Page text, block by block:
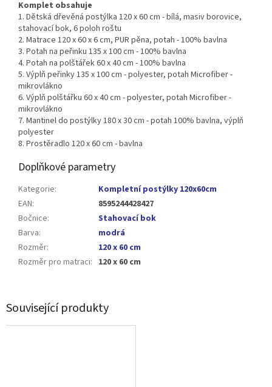
Související produkty
Komplet obsahuje
1. Dětská dřevěná postýlka 120 x 60 cm - bílá, masiv borovice,
stahovací bok, 6 poloh roštu
2. Matrace 120 x 60 x 6 cm, PUR pěna, potah - 100% bavlna
3. Potah na peřinku 135 x 100 cm - 100% bavlna
4. Potah na polštářek 60 x 40 cm - 100% bavlna
5. Výplň peřinky 135 x 100 cm - polyester, potah Microfiber -
mikrovlákno
6. Výplň polštářku 60 x 40 cm - polyester, potah Microfiber -
mikrovlákno
7. Mantinel do postýlky 180 x 30 cm - potah 100% bavlna, výplň
polyester
8. Prostěradlo 120 x 60 cm - bavlna
Doplňkové parametry
Kategorie:
Kompletní postýlky 120x60cm
EAN:
8595244428427
Bočnice:
Stahovací bok
Barva:
modrá
Rozměr:
120 x 60 cm
Rozměr pro matraci: 120 x 60 cm